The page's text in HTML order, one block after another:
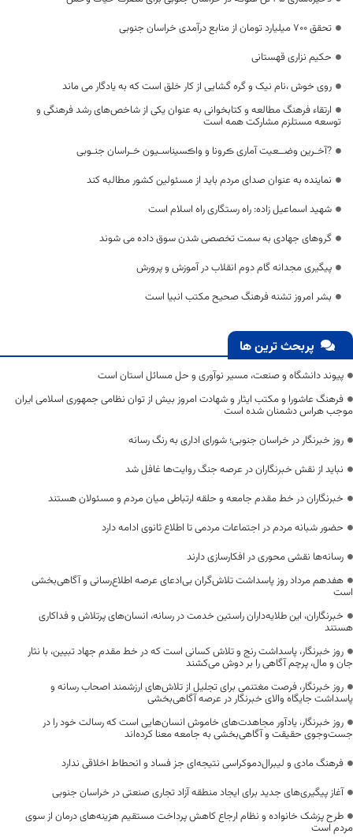
تحقق ۷۰۰ میلیارد تومان از منابع درآمدی خراسان جنوبی
حکیم نزاری قهستانی
روی خوش ،نام نیک و گره گشایی از کار خلق است که به یادگار می ماند
ارتقاء فرهنگ مطالعه و کتابخوانی به عنوان یکی از شاخص‌های رشد فرهنگی و
توسعه مستلزم مشارکت همه است
?آخـرین وضــعیت آماری ڪرونا و واڪسیناسـیون خـراسان جنـوبی
نماینده به عنوان صدای مردم باید از مسئولین کشور مطالبه کند
شهید اسماعیل زاده: راه رستگاری راه اسلام است
گروهای جهادی به سمت تخصصی شدن سوق داده می شوند
پیگیری مجدانه گام دوم انقلاب در آموزش و پرورش
بشر امروز تشنه فرهنگ صحیح مکتب انبیا است
پربحث ترین ها
پیوند دانشگاه و صنعت، مسیر نوآوری و حل مسائل استان است
فرهنگ عاشورا و مکتب ایثار و شهادت امروز بیش از توان نظامی جمهوری اسلامی ایران
موجب هراس دشمنان شده است
روز خبرنگار در خراسان جنوبی؛ شورای اداری به رنگ رسانه
نباید از نقش خبرنگاران در عرصه جنگ روایت‌ها غافل شد
خبرنگاران در خط مقدم جامعه و حلقه ارتباطی میان مردم و مسئولان هستند
حضور شبانه مردم در اجتماعات مردمی تا اطلاع ثانوی ادامه دارد
رسانه‌ها نقشی محوری در افکارسازی دارند
هفدهم مرداد روز پاسداشت تلاش‌گران بی‌ادعای عرصه اطلاع‌رسانی و آگاهی‌بخشی
است
خبرنگاران، این طلایه‌داران راستین خدمت در رسانه، انسان‌های پرتلاش و فداکاری
هستند
روز خبرنگار، پاسداشت رنج و تلاش کسانی است که در خط مقدم جهاد تبیین، با نثار
جان و مال، پرچم آگاهی را بر دوش می‌کشند
روز خبرنگار، فرصت مغتنمی برای تجلیل از تلاش‌های ارزشمند اصحاب رسانه و
پاسداشت جایگاه والای خبرنگار در عرصه آگاهی‌بخشی
روز خبرنگار، یادآور مجاهدت‌های خاموش انسان‌هایی است که رسالت خود را در
جست‌وجوی حقیقت و آگاهی‌بخشی به جامعه معنا کرده‌اند
فرهنگ مادی و لیبرال‌دموکراسی نتیجه‌ای جز فساد و انحطاط اخلاقی ندارد
آغاز پیگیری‌های جدید برای ایجاد منطقه آزاد تجاری صنعتی در خراسان جنوبی
طرح پزشک خانواده و نظام ارجاع کاهش پرداخت مستقیم هزینه‌های درمان از سوی
مردم است